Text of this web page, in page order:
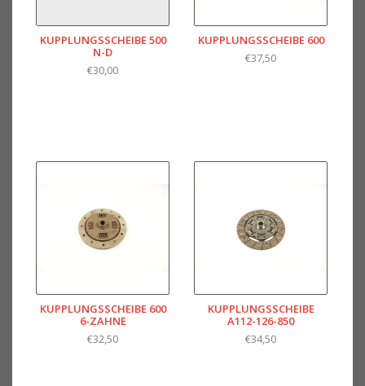
KUPPLUNGSSCHEIBE 500
N-D
€30,00
KUPPLUNGSSCHEIBE 600
€37,50
KUPPLUNGSSCHEIBE 600
6-ZAHNE
€32,50
KUPPLUNGSSCHEIBE
A112-126-850
€34,50